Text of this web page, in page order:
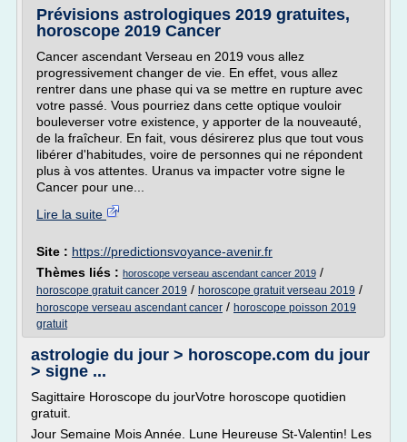
Prévisions astrologiques 2019 gratuites,
horoscope 2019 Cancer
Cancer ascendant Verseau en 2019 vous allez
progressivement changer de vie. En effet, vous allez
rentrer dans une phase qui va se mettre en rupture avec
votre passé. Vous pourriez dans cette optique vouloir
bouleverser votre existence, y apporter de la nouveauté,
de la fraîcheur. En fait, vous désirerez plus que tout vous
libérer d'habitudes, voire de personnes qui ne répondent
plus à vos attentes. Uranus va impacter votre signe le
Cancer pour une...
Lire la suite
Site : https://predictionsvoyance-avenir.fr
Thèmes liés : horoscope verseau ascendant cancer 2019 /
horoscope gratuit cancer 2019 / horoscope gratuit verseau 2019 /
horoscope verseau ascendant cancer / horoscope poisson 2019
gratuit
astrologie du jour > horoscope.com du jour
> signe ...
Sagittaire Horoscope du jourVotre horoscope quotidien
gratuit.
Jour Semaine Mois Année. Lune Heureuse St-Valentin! Les